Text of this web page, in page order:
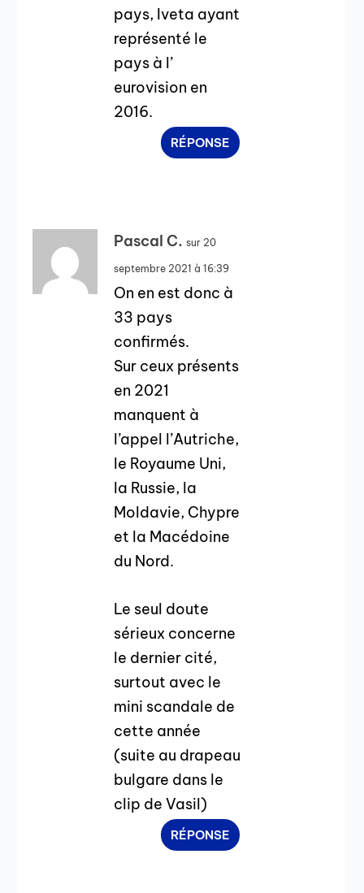
pays, Iveta ayant
représenté le
pays à l’
eurovision en
2016.
RÉPONSE
Pascal C. sur 20
septembre 2021 à 16:39
On en est donc à
33 pays
confirmés.
Sur ceux présents
en 2021
manquent à
l’appel l’Autriche,
le Royaume Uni,
la Russie, la
Moldavie, Chypre
et la Macédoine
du Nord.
Le seul doute
sérieux concerne
le dernier cité,
surtout avec le
mini scandale de
cette année
(suite au drapeau
bulgare dans le
clip de Vasil)
RÉPONSE